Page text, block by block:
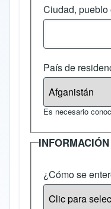
Ciudad,
País de
Es necesario
¿Cómo se